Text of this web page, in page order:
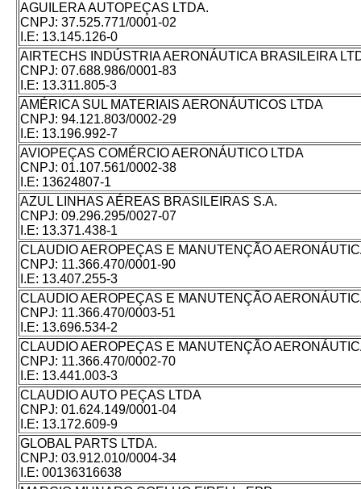
AGUILERA AUTOPEÇAS LTDA.
CNPJ: 37.525.771/0001-02
I.E: 13.145.126-0
AIRTECHS INDÚSTRIA AERONÁUTICA BRASILEIRA
CNPJ: 07.688.986/0001-83
I.E: 13.311.805-3
AMÉRICA SUL MATERIAIS AERONÁUTICOS LTDA
CNPJ: 94.121.803/0002-29
I.E: 13.196.992-7
AVIOPEÇAS COMÉRCIO AERONÁUTICO LTDA
CNPJ: 01.107.561/0002-38
I.E: 13624807-1
AZUL LINHAS AÉREAS BRASILEIRAS S.A.
CNPJ: 09.296.295/0027-07
I.E: 13.371.438-1
CLAUDIO AEROPEÇAS E MANUTENÇÃO
CNPJ: 11.366.470/0001-90
I.E: 13.407.255-3
CLAUDIO AEROPEÇAS E MANUTENÇÃO
CNPJ: 11.366.470/0003-51
I.E: 13.696.534-2
CLAUDIO AEROPEÇAS E MANUTENÇÃO
CNPJ: 11.366.470/0002-70
I.E: 13.441.003-3
CLAUDIO AUTO PEÇAS LTDA
CNPJ: 01.624.149/0001-04
I.E: 13.172.609-9
GLOBAL PARTS LTDA.
CNPJ: 03.912.010/0004-34
I.E: 00136316638